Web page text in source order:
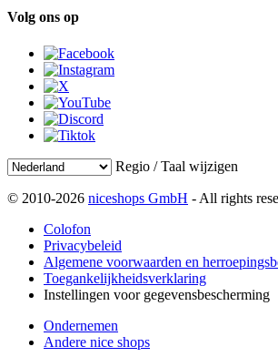
Volg ons op
Regio / Taal wijzigen
© 2010-2026 niceshops GmbH - All rights
Colofon
Privacybeleid
Algemene voorwaarden en
Toegankelijkheidsverklaring
Instellingen voor gegevensbescherming
Ondernemen
Andere nice shops